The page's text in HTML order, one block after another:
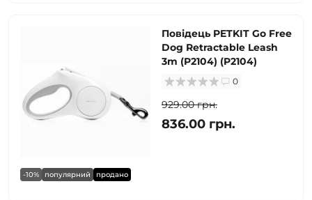
-10% популярний продано
Повідець PETKIT Go Free
Dog Retractable Leash
3m (P2104) (P2104)
0
929.00 грн.
836.00 грн.